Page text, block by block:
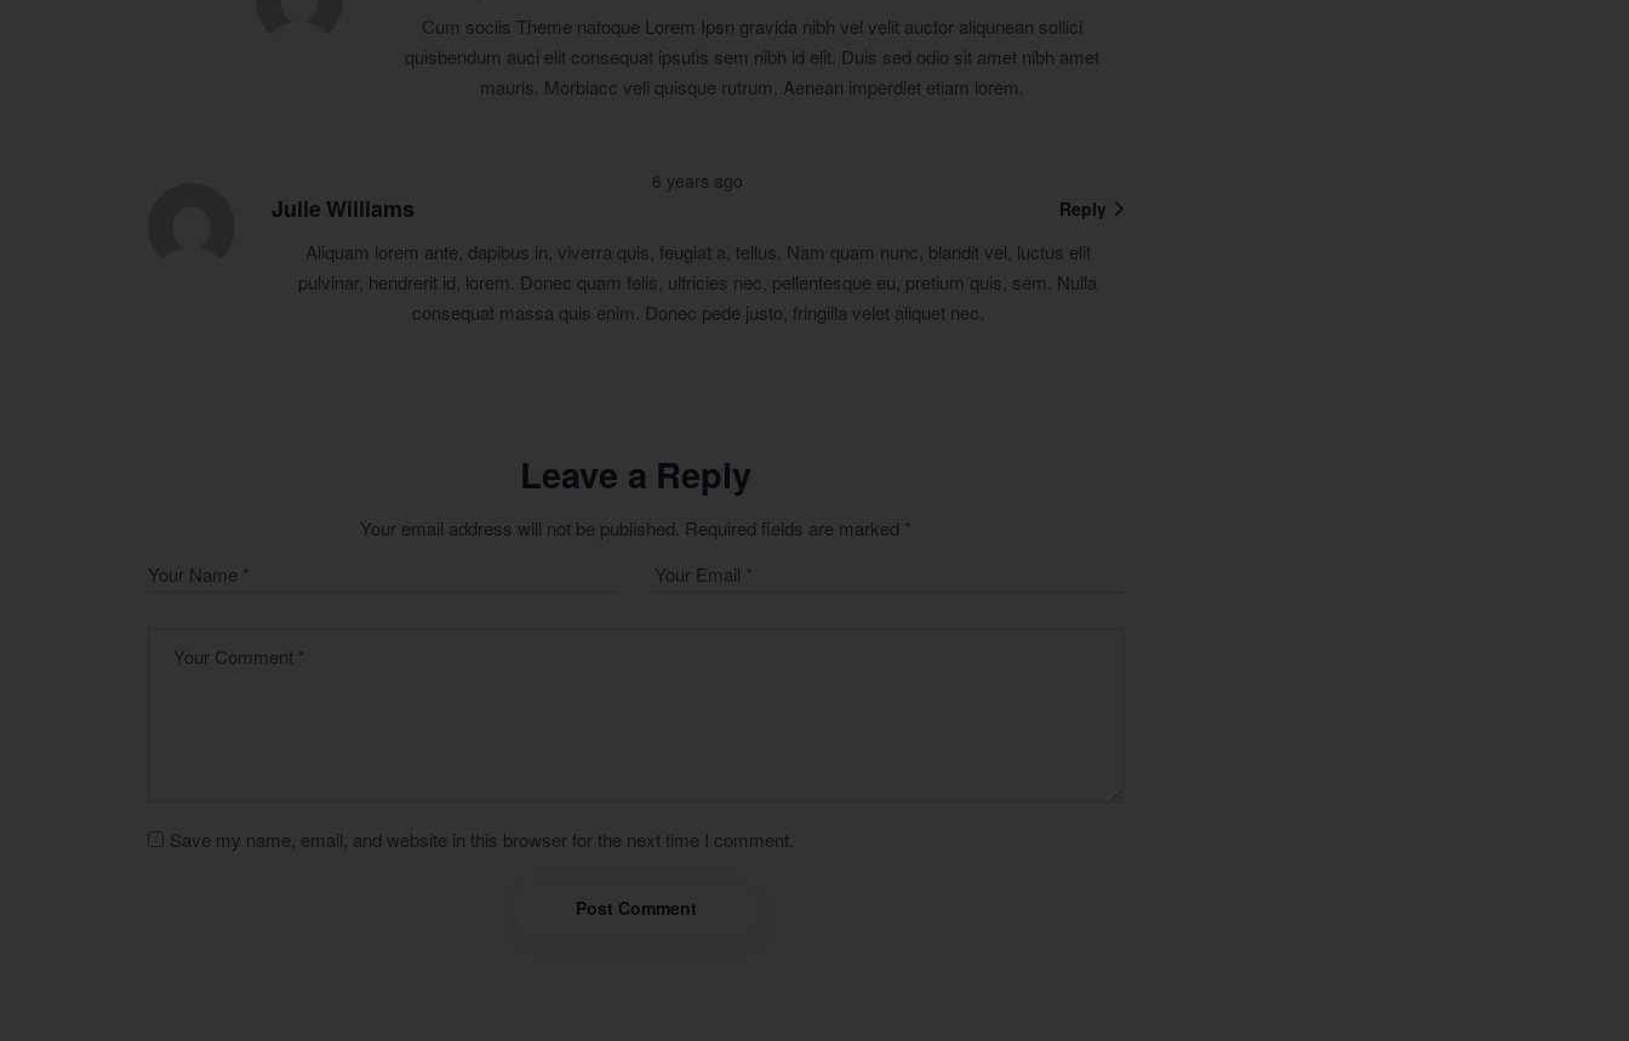
Cum sociis Theme natoque Lorem Ipsn gravida nibh vel velit auctor aliqunean sollici
quisbendum auci elit consequat ipsutis sem nibh id elit. Duis sed odio sit amet nibh amet
mauris. Morbiacc veli quisque rutrum. Aenean imperdiet etiam lorem.
6 years ago
Julie Williams Reply
Aliquam lorem ante, dapibus in, viverra quis, feugiat a, tellus. Nam quam nunc, blandit vel, luctus elit
pulvinar, hendrerit id, lorem. Donec quam felis, ultricies nec, pellentesque eu, pretium quis, sem. Nulla
consequat massa quis enim. Donec pede justo, fringilla velet aliquet nec.
Leave a Reply
Your email address will not be published. Required fields are marked *
Save my name, email, and website in this browser for the next time I comment.
Post Comment